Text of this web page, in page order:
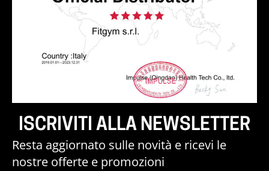
ISCRIVITI ALLA NEWSLETTER
Resta aggiornato sulle novità e ricevi le
nostre offerte e promozioni